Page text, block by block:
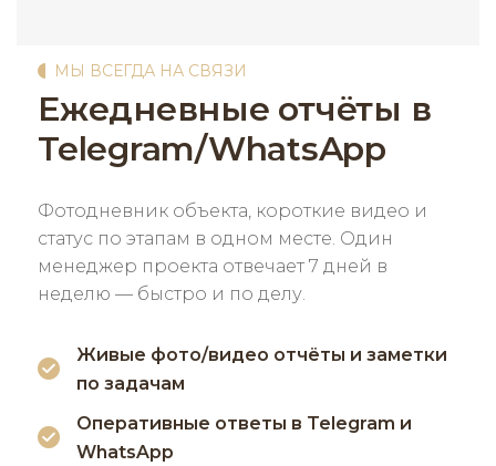
МЫ ВСЕГДА НА СВЯЗИ
Ежедневные отчёты в
Telegram/WhatsApp
Фотодневник объекта, короткие видео и
статус по этапам в одном месте. Один
менеджер проекта отвечает 7 дней в
неделю — быстро и по делу.
Живые фото/видео отчёты и заметки
по задачам
Оперативные ответы в Telegram и
WhatsApp